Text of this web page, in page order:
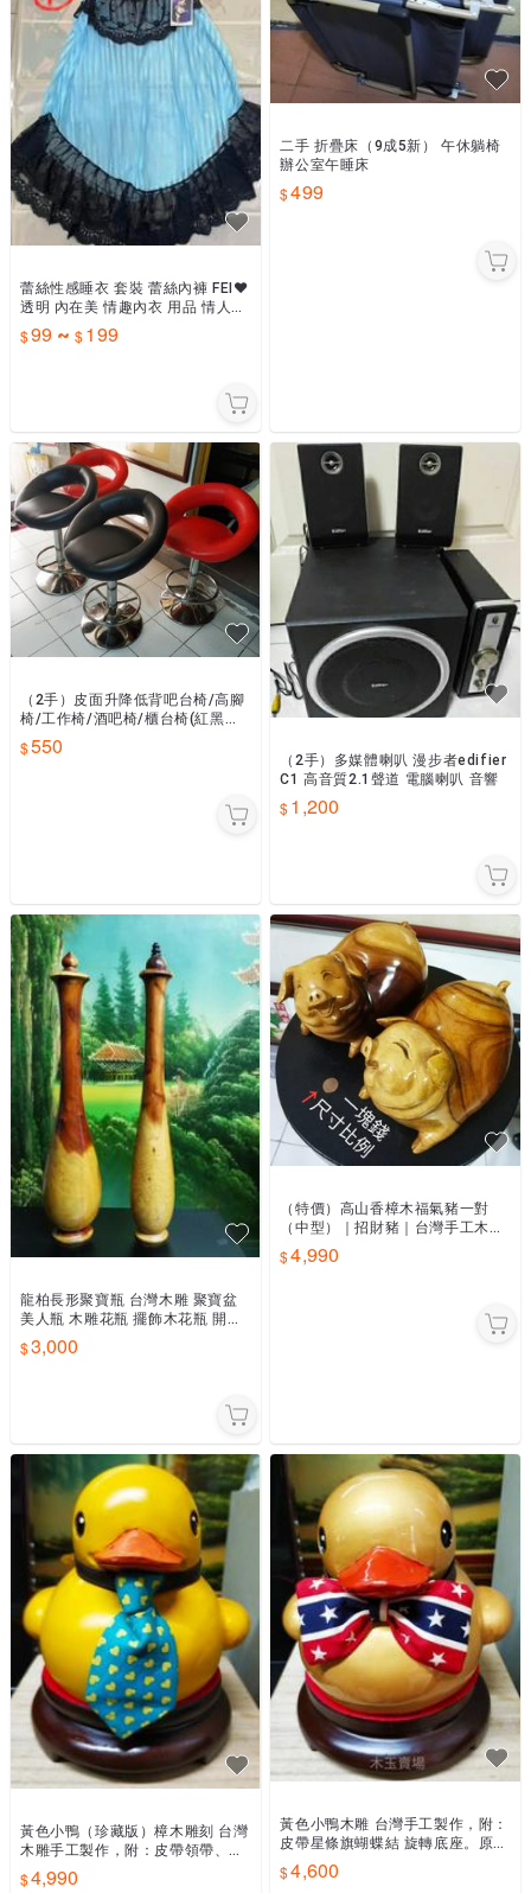
蕾絲性感睡衣 套裝 蕾絲內褲 FEI❤
透明 內在美 情趣內衣 用品 情人節
禮物 伴侶 情侶 夫妻情趣 祕境 法式
衣飾
99 ~ 199
二手 折疊床（9成5新） 午休躺椅
辦公室午睡床
499
（2手）皮面升降低背吧台椅/高腳
椅/工作椅/酒吧椅/櫃台椅(紅黑二
種顏色)54x49x80-101cm
550
（2手）多媒體喇叭 漫步者edifier
C1 高音質2.1聲道 電腦喇叭 音響
1,200
龍柏長形聚寶瓶 台灣木雕 聚寶盆
美人瓶 木雕花瓶 擺飾木花瓶 開運
招財 居家辦公室 財位擺件 長形聞
香瓶 觀音淨水瓶
3,000
（特價）高山香樟木福氣豬一對
（中型）｜招財豬｜台灣手工木雕
豬｜助運 玄關 財位擺飾｜豬事如
意｜發財豬 開運｜雕刻工藝品｜
4,990
黃色小鴨（珍藏版）樟木雕刻 台灣
木雕手工製作，附：皮帶領帶、旋
轉底座、木製收藏盒
4,990
黃色小鴨木雕 台灣手工製作，附：
皮帶星條旗蝴蝶結 旋轉底座。原木
樟木雕刻鴨 yellow duck
4,600